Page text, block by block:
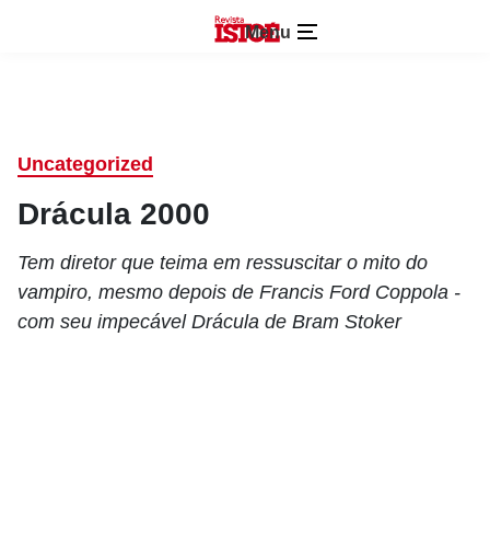
Menu
Uncategorized
Drácula 2000
Tem diretor que teima em ressuscitar o mito do
vampiro, mesmo depois de Francis Ford Coppola -
com seu impecável Drácula de Bram Stoker